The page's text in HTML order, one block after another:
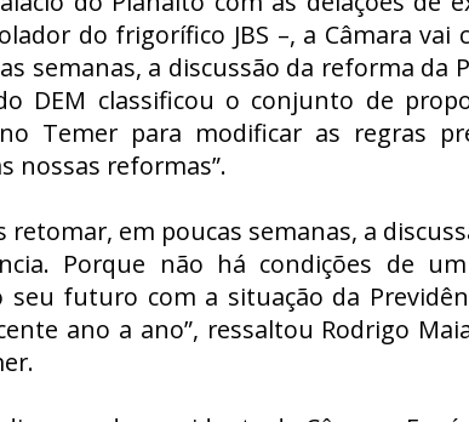
do frigorífico JBS –, a Câmara vai
semanas, a discussão da reforma da
DEM classificou o conjunto de
Temer para modificar as regras
nossas reformas”.
retomar, em poucas semanas, a
Porque não há condições de
seu futuro com a situação da
ano a ano”, ressaltou Rodrigo